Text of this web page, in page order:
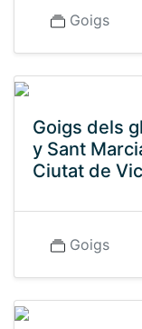
Goigs
Goigs dels
y Sant
Ciutat de
Goigs